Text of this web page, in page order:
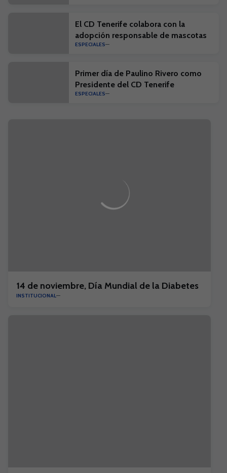
El CD Tenerife colabora con la
adopción responsable de mascotas
ESPECIALES
Primer día de Paulino Rivero como
Presidente del CD Tenerife
ESPECIALES
14 de noviembre, Día Mundial de la Diabetes
INSTITUCIONAL